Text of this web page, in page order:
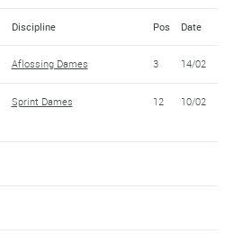
Discipline Pos Date
Aflossing Dames 3 14/02
Sprint Dames 12 10/02